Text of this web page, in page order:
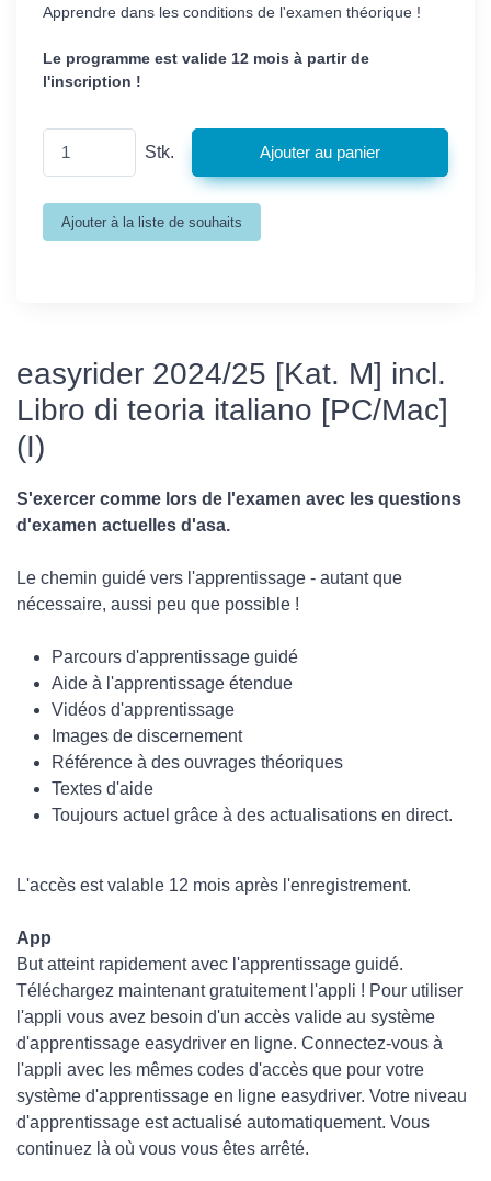
Apprendre dans les conditions de l'examen théorique !
Le programme est valide 12 mois à partir de
l'inscription !
Stk.
easyrider 2024/25 [Kat. M] incl.
Libro di teoria italiano [PC/Mac]
(I)
S'exercer comme lors de l'examen avec les questions
d'examen actuelles d'asa.
Le chemin guidé vers l'apprentissage - autant que
nécessaire, aussi peu que possible !
Parcours d'apprentissage guidé
Aide à l'apprentissage étendue
Vidéos d'apprentissage
Images de discernement
Référence à des ouvrages théoriques
Textes d'aide
Toujours actuel grâce à des actualisations en direct.
L'accès est valable 12 mois après l'enregistrement.
App
But atteint rapidement avec l'apprentissage guidé.
Téléchargez maintenant gratuitement l'appli ! Pour utiliser
l'appli vous avez besoin d'un accès valide au système
d'apprentissage easydriver en ligne. Connectez-vous à
l'appli avec les mêmes codes d'accès que pour votre
système d'apprentissage en ligne easydriver. Votre niveau
d'apprentissage est actualisé automatiquement. Vous
continuez là où vous vous êtes arrêté.